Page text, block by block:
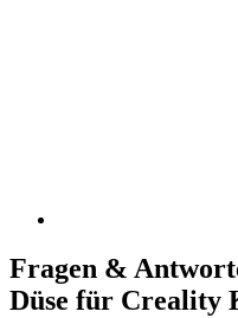
Fragen &
Düse für Creality